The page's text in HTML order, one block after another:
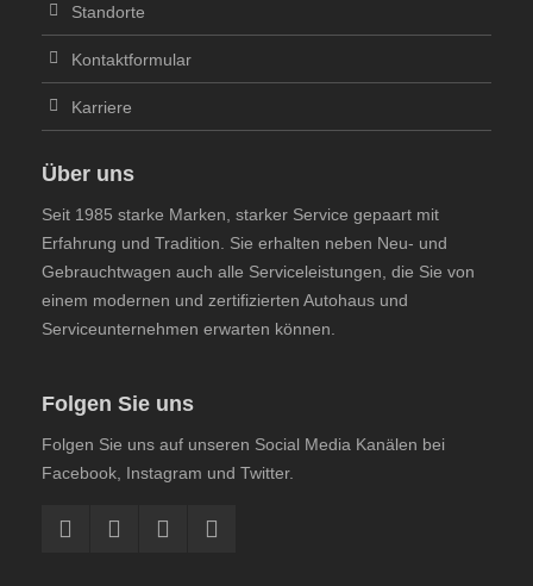
Standorte
Kontaktformular
Karriere
Über uns
Seit 1985 starke Marken, starker Service gepaart mit
Erfahrung und Tradition. Sie erhalten neben Neu- und
Gebrauchtwagen auch alle Serviceleistungen, die Sie von
einem modernen und zertifizierten Autohaus und
Serviceunternehmen erwarten können.
Folgen Sie uns
Folgen Sie uns auf unseren Social Media Kanälen bei
Facebook, Instagram und Twitter.